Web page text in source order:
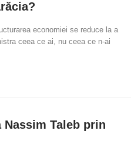
economiei se reduce la a
ceea ce ai, nu ceea ce n-ai
Nassim Taleb prin